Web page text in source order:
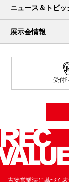
ニュース＆トピッ
展示会情報
受付
古物営業法に基づく